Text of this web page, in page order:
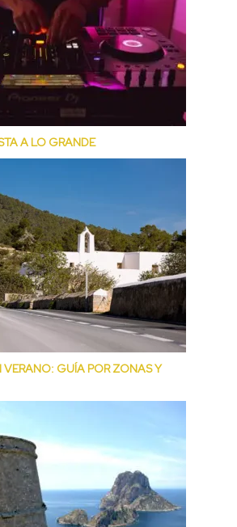
A LO GRANDE
VERANO: GUÍA POR ZONAS Y